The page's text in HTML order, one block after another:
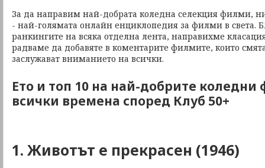
За да направим най-добрата коледна селекция филми,
- най-голямата онлайн енциклопедия за филми в света.
ранкингите на всяка отделна лента, направихме
радваме да добавяте в коментарите филмите, които
заслужават вниманието на всички.
Ето и топ 10 на най-добрите
всички времена според Клуб 50+
1. Животът е прекрасен (1946)